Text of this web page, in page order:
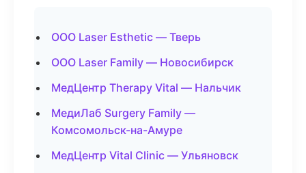
ООО Laser Esthetic — Тверь
ООО Laser Family — Новосибирск
МедЦентр Therapy Vital — Нальчик
МедиЛаб Surgery Family —
Комсомольск-на-Амуре
МедЦентр Vital Clinic — Ульяновск